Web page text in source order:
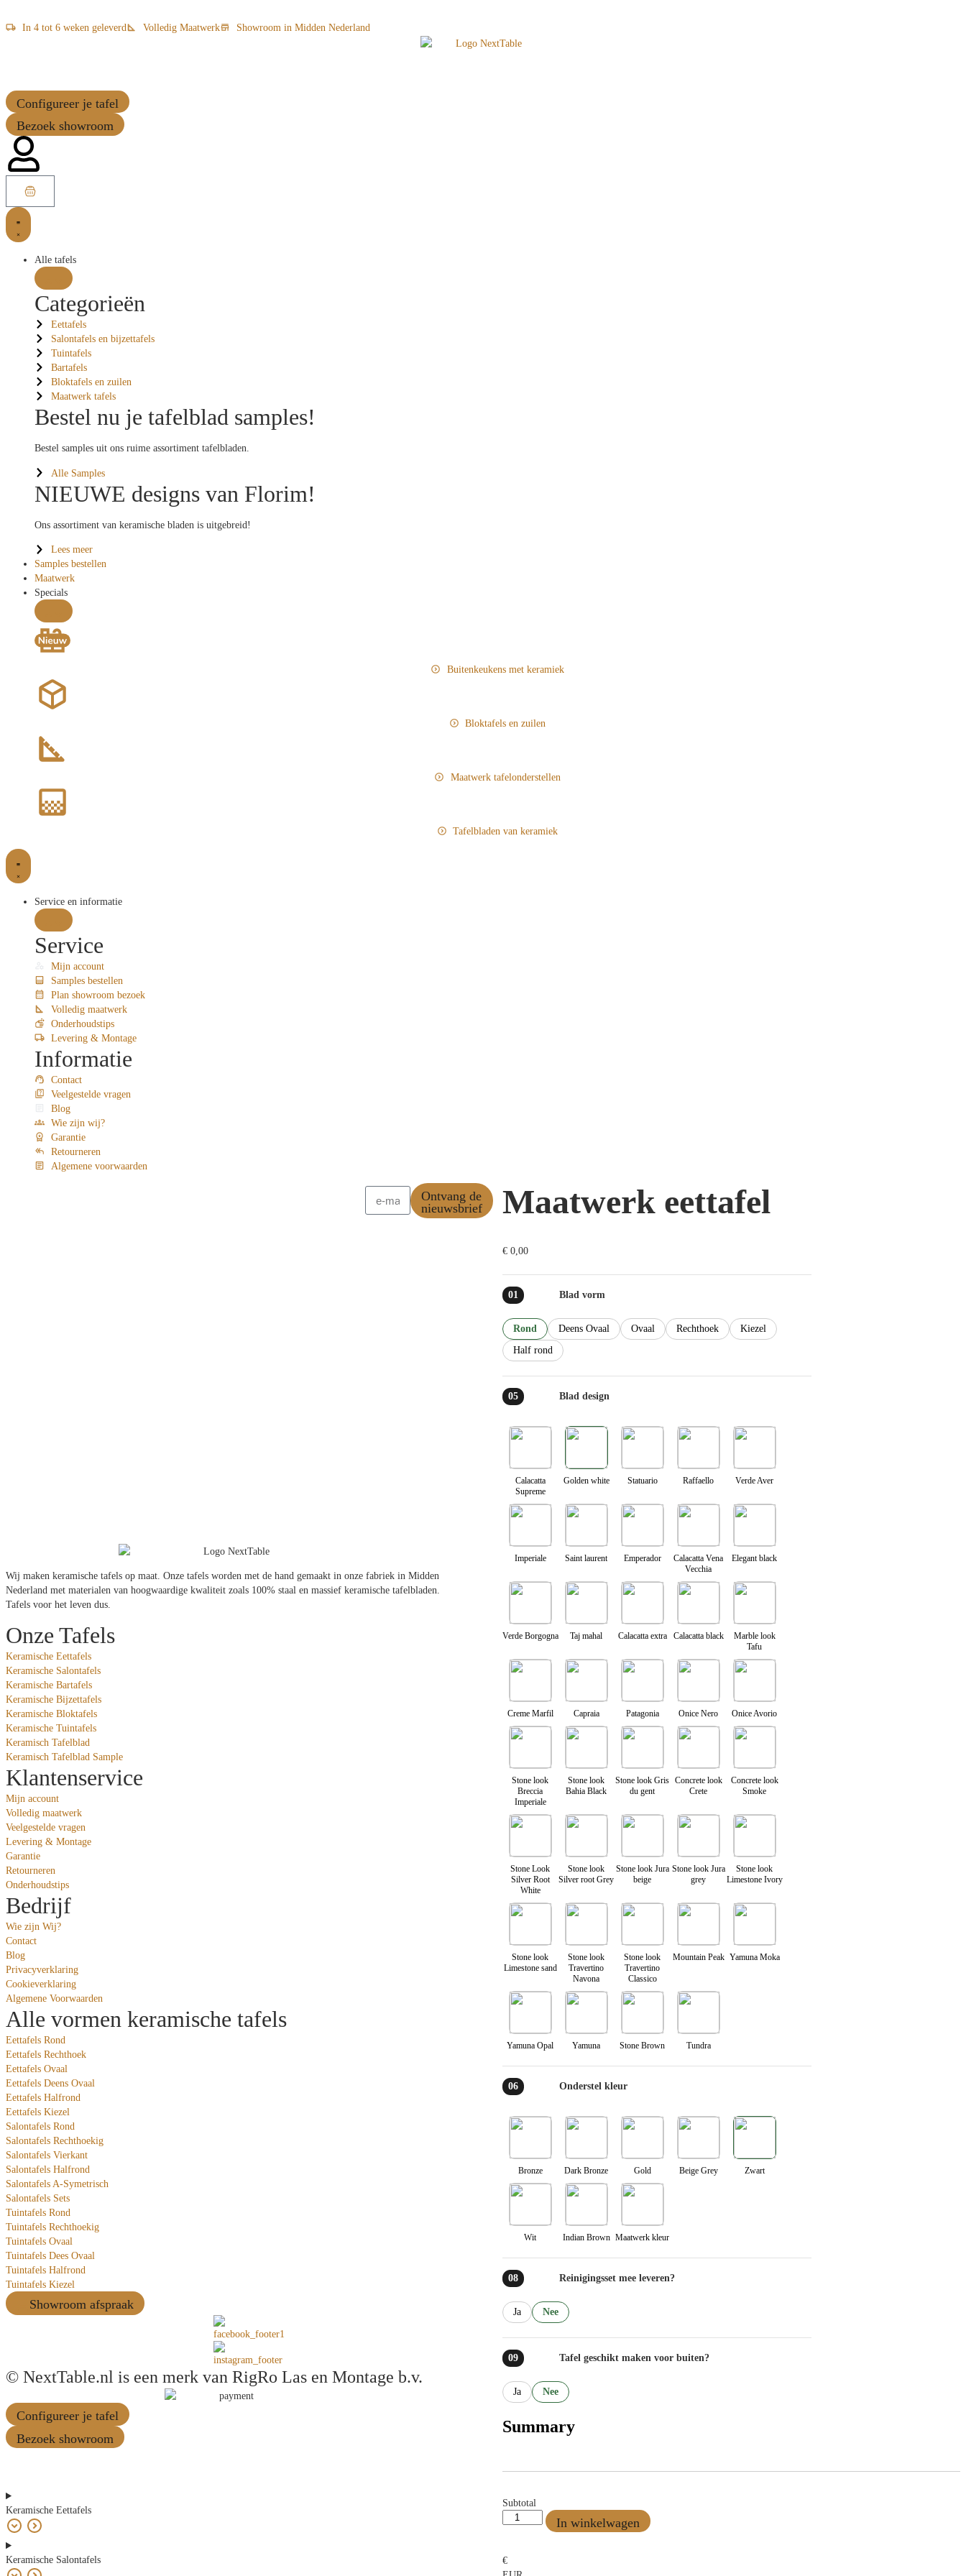
In 4 tot 6 weken geleverd Volledig Maatwerk Showroom in Midden Nederland
Configureer je tafel
Bezoek showroom
Alle tafels
Categorieën
Eettafels
Salontafels en bijzettafels
Tuintafels
Bartafels
Bloktafels en zuilen
Maatwerk tafels
Bestel nu je tafelblad samples!
Bestel samples uit ons ruime assortiment tafelbladen.
Alle Samples
NIEUWE designs van Florim!
Ons assortiment van keramische bladen is uitgebreid!
Lees meer
Samples bestellen
Maatwerk
Specials
Buitenkeukens met keramiek
Bloktafels en zuilen
Maatwerk tafelonderstellen
Tafelbladen van keramiek
Service en informatie
Service
Mijn account
Samples bestellen
Plan showroom bezoek
Volledig maatwerk
Onderhoudstips
Levering & Montage
Informatie
Contact
Veelgestelde vragen
Blog
Wie zijn wij?
Garantie
Retourneren
Algemene voorwaarden
Maatwerk eettafel
€0,00
01 Blad vorm
Rond Deens Ovaal Ovaal Rechthoek
Kiezel
Half rond
05 Blad design
Calacatta
Supreme
Golden white Statuario Raffaello Verde Aver
Imperiale Saint laurent Emperador
Calacatta Vena
Vecchia
Elegant black
Verde Borgogna Taj mahal Calacatta extra Calacatta black
Marble look
Tafu
Creme Marfil Capraia Patagonia Onice Nero Onice Avorio
Stone look
Breccia
Imperiale
Stone look
Bahia Black
Stone look Gris
du gent
Concrete look
Crete
Concrete look
Smoke
Stone Look
Silver Root
White
Stone look
Silver root Grey
Stone look Jura
beige
Stone look Jura
grey
Stone look
Limestone Ivory
Stone look
Limestone sand
Stone look
Travertino
Navona
Stone look
Travertino
Classico
Mountain Peak Yamuna Moka
Yamuna Opal Yamuna Stone Brown Tundra
06 Onderstel kleur
Bronze Dark Bronze Gold Beige Grey Zwart
Wit Indian Brown Maatwerk kleur
08 Reinigingsset mee leveren?
Ja Nee
09 Tafel geschikt maken voor buiten?
Ja Nee
Summary
Subtotal
In winkelwagen
€
Ontvang de
nieuwsbrief
Wij maken keramische tafels op maat. Onze tafels worden met de hand gemaakt in onze fabriek in Midden
Nederland met materialen van hoogwaardige kwaliteit zoals 100% staal en massief keramische tafelbladen.
Tafels voor het leven dus.
Onze Tafels
Keramische Eettafels
Keramische Salontafels
Keramische Bartafels
Keramische Bijzettafels
Keramische Bloktafels
Keramische Tuintafels
Keramisch Tafelblad
Keramisch Tafelblad Sample
Klantenservice
Mijn account
Volledig maatwerk
Veelgestelde vragen
Levering & Montage
Garantie
Retourneren
Onderhoudstips
Bedrijf
Wie zijn Wij?
Contact
Blog
Privacyverklaring
Cookieverklaring
Algemene Voorwaarden
Alle vormen keramische tafels
Eettafels Rond
Eettafels Rechthoek
Eettafels Ovaal
Eettafels Deens Ovaal
Eettafels Halfrond
Eettafels Kiezel
Salontafels Rond
Salontafels Rechthoekig
Salontafels Vierkant
Salontafels Halfrond
Salontafels A-Symetrisch
Salontafels Sets
Tuintafels Rond
Tuintafels Rechthoekig
Tuintafels Ovaal
Tuintafels Dees Ovaal
Tuintafels Halfrond
Tuintafels Kiezel
Showroom afspraak
© NextTable.nl is een merk van RigRo Las en Montage b.v.
Configureer je tafel
Bezoek showroom
Keramische Eettafels
Keramische Salontafels